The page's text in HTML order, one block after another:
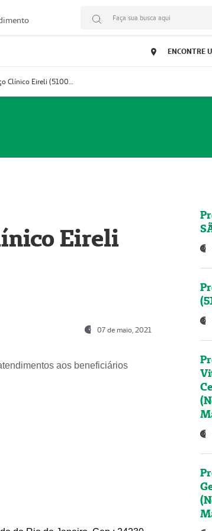
Faça sua busca aqui
ENCONTRE
Prestador Mosaicum Espaço Clínico Eireli (51004355-5)
Eireli
07 de maio, 2021
aos beneficiários